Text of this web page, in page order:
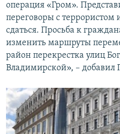
операция «Гром».
переговоры с
сдаться. Просьба к
изменить маршруты
район перекрестка улиц
Владимирской», – добавил